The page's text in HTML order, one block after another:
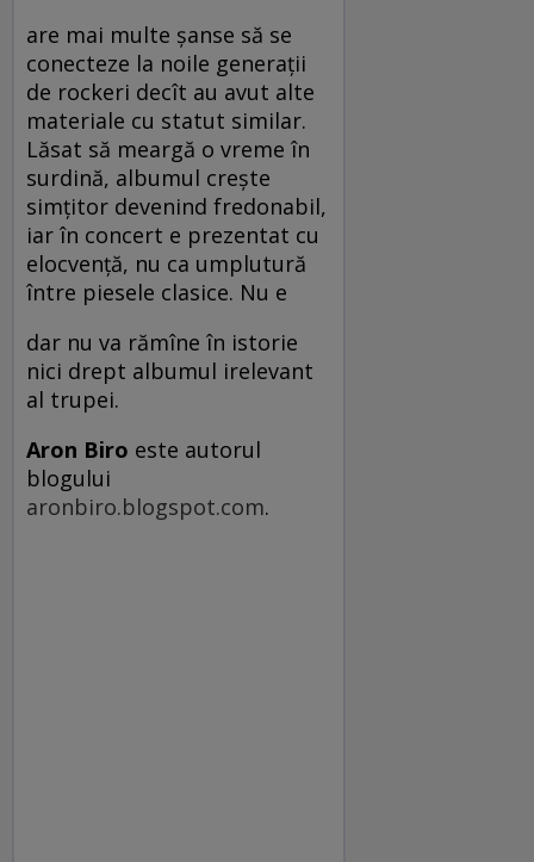
are mai multe şanse să se
conecteze la noile generaţii
de rockeri decît au avut alte
materiale cu statut similar.
Lăsat să meargă o vreme în
surdină, albumul creşte
simţitor devenind fredonabil,
iar în concert e prezentat cu
elocvenţă, nu ca umplutură
între piesele clasice. Nu e
dar nu va rămîne în istorie
nici drept albumul irelevant
al trupei.
Aron Biro este autorul
blogului
aronbiro.blogspot.com.